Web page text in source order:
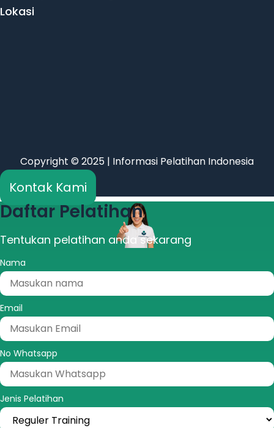
Lokasi
Copyright © 2025 | Informasi Pelatihan Indonesia
Kontak Kami
Daftar Pelatihan
Tentukan pelatihan anda sekarang
Nama
Email
No Whatsapp
Jenis Pelatihan